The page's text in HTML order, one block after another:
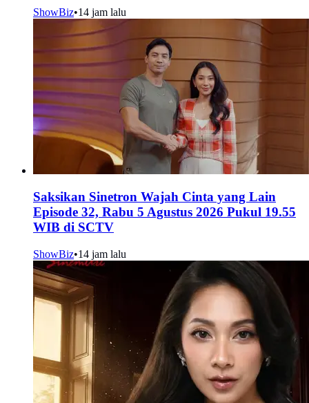
ShowBiz•14 jam lalu
Saksikan Sinetron Wajah Cinta yang Lain
Episode 32, Rabu 5 Agustus 2026 Pukul 19.55
WIB di SCTV
ShowBiz•14 jam lalu